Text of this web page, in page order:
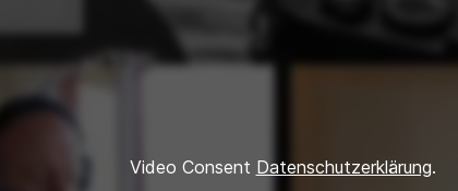
Video Consent Datenschutzerklärung.